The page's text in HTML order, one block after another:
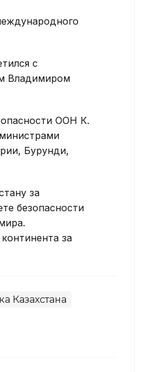
с
Владимиром
ООН К.
Бурунди,
за
безопасности
за
Казахстана